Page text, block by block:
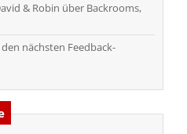
& Robin über Backrooms,
nächsten Feedback-